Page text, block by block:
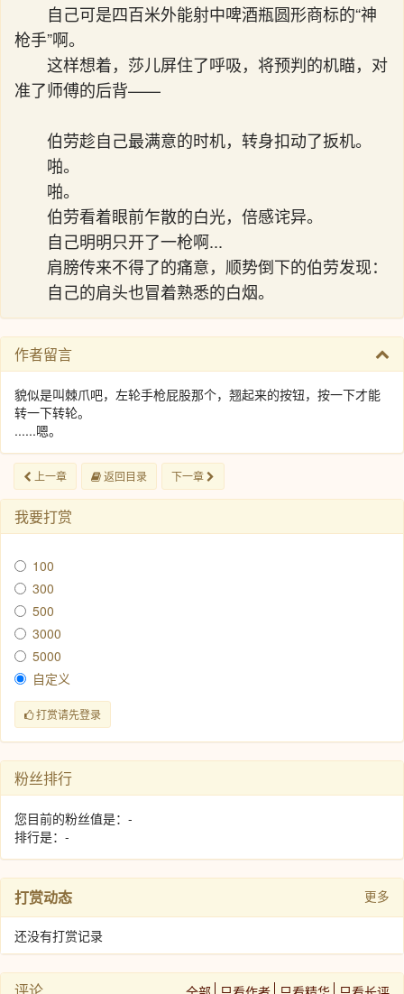
自己可是四百米外能射中啤酒瓶圆形商标的“神
枪手”啊。
这样想着，莎儿屏住了呼吸，将预判的机瞄，对
准了师傅的后背——
伯劳趁自己最满意的时机，转身扣动了扳机。
啪。
啪。
伯劳看着眼前乍散的白光，倍感诧异。
自己明明只开了一枪啊...
肩膀传来不得了的痛意，顺势倒下的伯劳发现：
自己的肩头也冒着熟悉的白烟。
作者留言
貌似是叫棘爪吧，左轮手枪屁股那个，翘起来的按钮，按一下才能
转一下转轮。
......嗯。
上一章 返回目录 下一章
我要打赏
100
300
500
3000
5000
自定义
打赏请先登录
粉丝排行
您目前的粉丝值是：-
排行是：-
打赏动态 更多
还没有打赏记录